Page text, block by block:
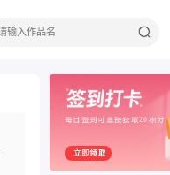
每日签到可直接获取20积分
立即领取